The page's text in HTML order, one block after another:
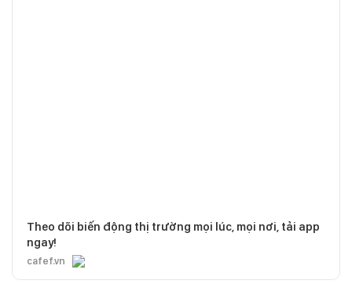
Theo dõi biến động thị trường mọi lúc, mọi nơi, tải app
ngay!
cafef.vn